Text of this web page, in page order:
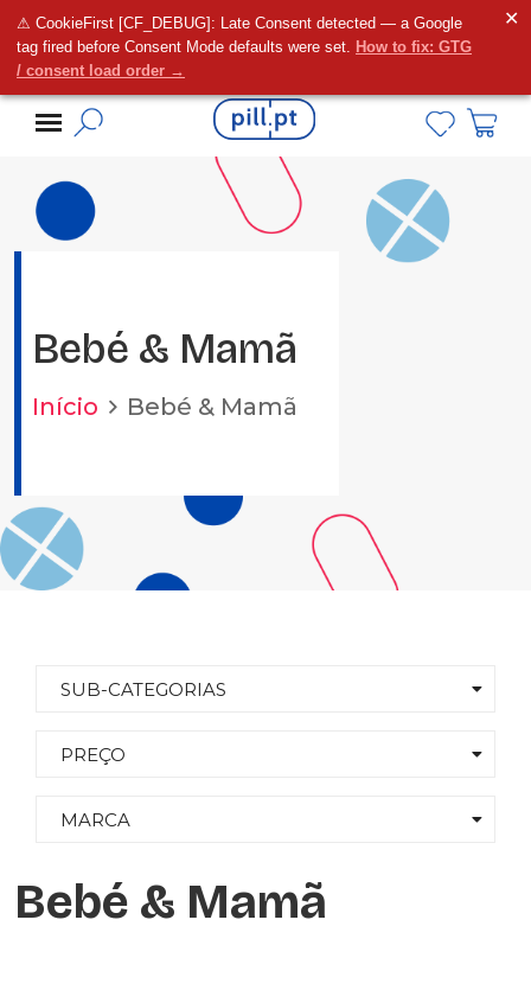
⚠ CookieFirst [CF_DEBUG]: Late Consent detected — a Google
tag fired before Consent Mode defaults were set. How to fix: GTG
/ consent load order →
✕
Alguma dúvida?
Bebé & Mamã
Início Bebé & Mamã
SUB-CATEGORIAS
PREÇO
MARCA
Bebé & Mamã